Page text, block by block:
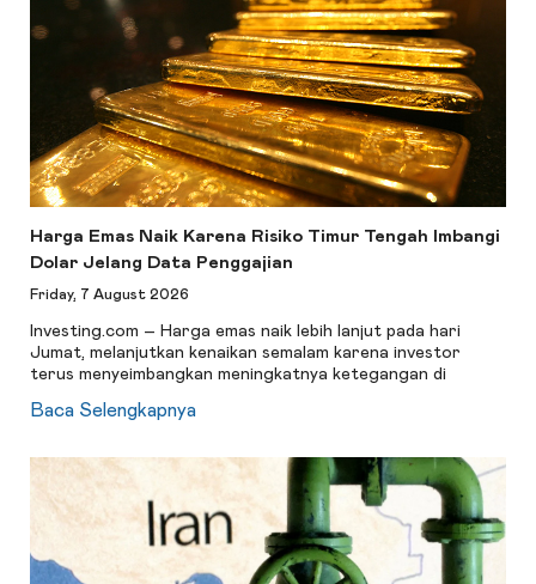
Harga Emas Naik Karena Risiko Timur Tengah Imbangi
Dolar Jelang Data Penggajian
Friday, 7 August 2026
Investing.com – Harga emas naik lebih lanjut pada hari
Jumat, melanjutkan kenaikan semalam karena investor
terus menyeimbangkan meningkatnya ketegangan di
Baca Selengkapnya